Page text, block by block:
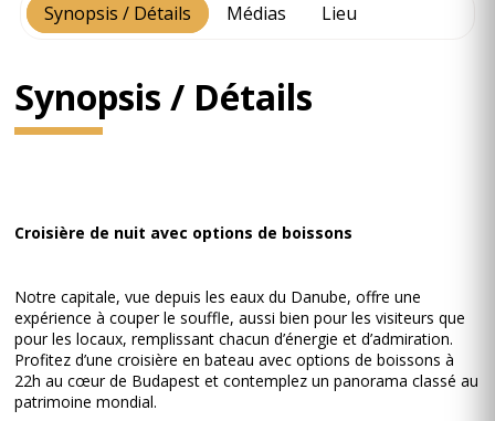
Synopsis / Détails Médias Lieu
Synopsis / Détails
Croisière de nuit avec options de boissons
Notre capitale, vue depuis les eaux du Danube, offre une
expérience à couper le souffle, aussi bien pour les visiteurs que
pour les locaux, remplissant chacun d’énergie et d’admiration.
Profitez d’une croisière en bateau avec options de boissons à
22h au cœur de Budapest et contemplez un panorama classé au
patrimoine mondial.